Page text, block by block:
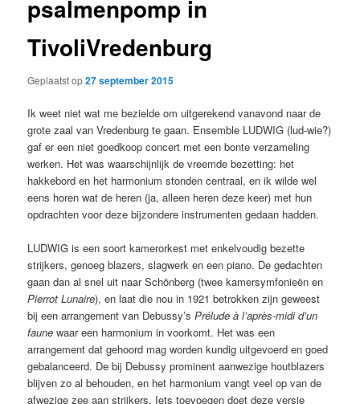
psalmenpomp in
TivoliVredenburg
Geplaatst op27 september 2015
Ik weet niet wat me bezielde om uitgerekend vanavond naar de
grote zaal van Vredenburg te gaan. Ensemble LUDWIG (lud-wie?)
gaf er een niet goedkoop concert met een bonte verzameling
werken. Het was waarschijnlijk de vreemde bezetting: het
hakkebord en het harmonium stonden centraal, en ik wilde wel
eens horen wat de heren (ja, alleen heren deze keer) met hun
opdrachten voor deze bijzondere instrumenten gedaan hadden.
LUDWIG is een soort kamerorkest met enkelvoudig bezette
strijkers, genoeg blazers, slagwerk en een piano. De gedachten
gaan dan al snel uit naar Schönberg (twee kamersymfonieën en
Pierrot Lunaire), en laat die nou in 1921 betrokken zijn geweest
bij een arrangement van Debussy’sPrélude à l’après-midi d’un
faune waar een harmonium in voorkomt. Het was een
arrangement dat gehoord mag worden kundig uitgevoerd en goed
gebalanceerd. De bij Debussy prominent aanwezige houtblazers
blijven zo al behouden, en het harmonium vangt veel op van de
afwezige zee aan strijkers. Iets toevoegen doet deze versie